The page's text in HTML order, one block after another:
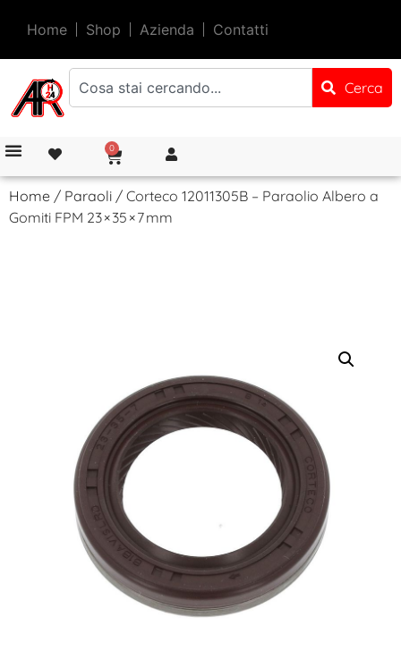
Home Shop Azienda Contatti
Cerca
0
Home / Paraoli / Corteco 12011305B – Paraolio Albero a
Gomiti FPM 23 × 35 × 7 mm